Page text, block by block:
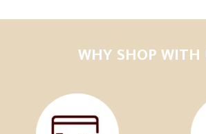
WHY SHOP WITH